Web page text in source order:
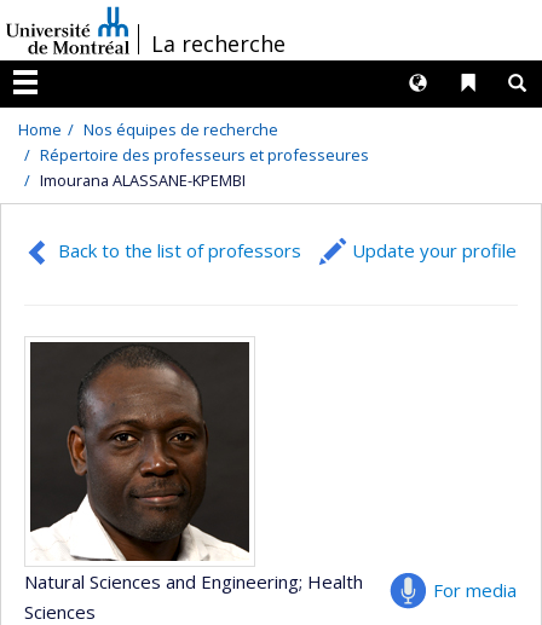
au
contenu
/La recherche
Menu
Liens
Langues
Home
Nos équipes de recherche
Répertoire des professeurs et professeures
Imourana ALASSANE-KPEMBI
Back to the list of professors Update your profile
For media
Natural Sciences and Engineering; Health
Sciences